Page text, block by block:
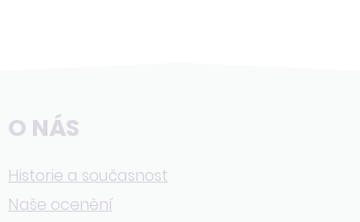
O NÁS
Historie a současnost
Naše ocenění